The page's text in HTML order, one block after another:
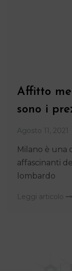
Affitto
sono i
Agosto 11, 2021
Milano è una
affascinanti
lombardo
Leggi articolo